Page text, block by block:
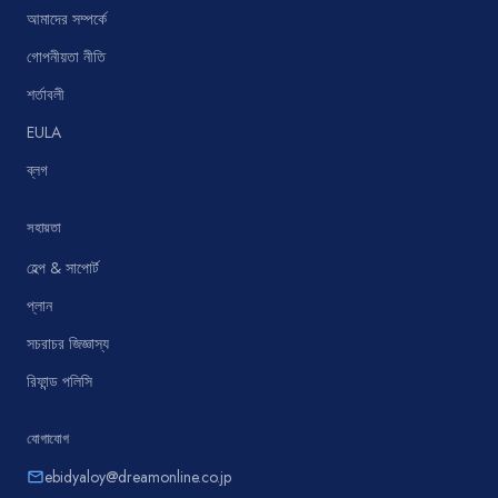
আমাদের সম্পর্কে
গোপনীয়তা নীতি
শর্তাবলী
EULA
ব্লগ
সহায়তা
হেল্প & সাপোর্ট
প্লান
সচরাচর জিজ্ঞাস্য
রিফান্ড পলিসি
যোগাযোগ
emailebidyaloy@dreamonline.co.jp